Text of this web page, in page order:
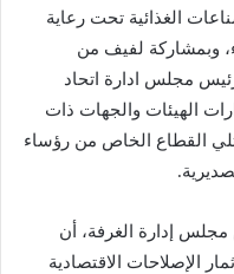
الغذائية تحت رعاية
وبمشاركة لفيف من
مجلس ادارة اتحاد
الهيئات والجهات ذات
القطاع الخاص من رؤساء
إدارة الغرفة، أن
الإصلاحات الاقتصادية